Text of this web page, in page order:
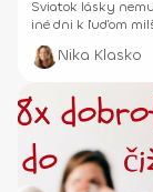
Sviatok lásky
iné dni k ľuďom
nejakú zdravú
Nika Klasko